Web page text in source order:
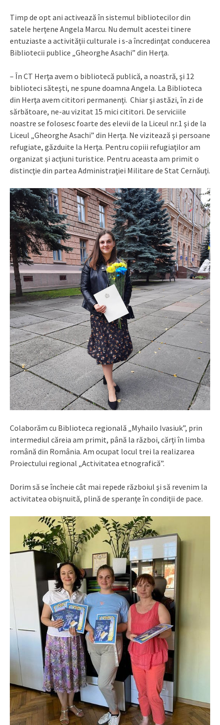
Timp de opt ani activează în sistemul bibliotecilor din
satele herţene Angela Marcu. Nu demult acestei tinere
entuziaste a activităţii culturale i s-a încredinţat conducerea
Bibliotecii publice „Gheorghe Asachi” din Herţa.
– În CT Herţa avem o bibliotecă publică, a noastră, şi 12
biblioteci săteşti, ne spune doamna Angela. La Biblioteca
din Herţa avem cititori permanenţi. Chiar şi astăzi, în zi de
sărbătoare, ne-au vizitat 15 mici cititori. De serviciile
noastre se folosesc foarte des elevii de la Liceul nr.1 şi de la
Liceul „Gheorghe Asachi” din Herţa. Ne vizitează şi persoane
refugiate, găzduite la Herţa. Pentru copiii refugiaţilor am
organizat şi acţiuni turistice. Pentru aceasta am primit o
distincţie din partea Administraţiei Militare de Stat Cernăuţi.
Colaborăm cu Biblioteca regională „Myhailo Ivasiuk”, prin
intermediul căreia am primit, până la război, cărţi în limba
română din România. Am ocupat locul trei la realizarea
Proiectului regional „Activitatea etnografică”.
Dorim să se încheie cât mai repede războiul şi să revenim la
activitatea obişnuită, plină de speranţe în condiţii de pace.